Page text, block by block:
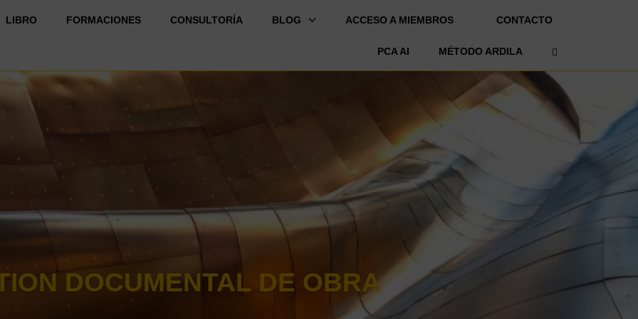
LIBRO FORMACIONES CONSULTORÍA BLOG ACCESO A MIEMBROS CONTACTO
PCA AI MÉTODO ARDILA
DOCUMENTAL DE OBRA